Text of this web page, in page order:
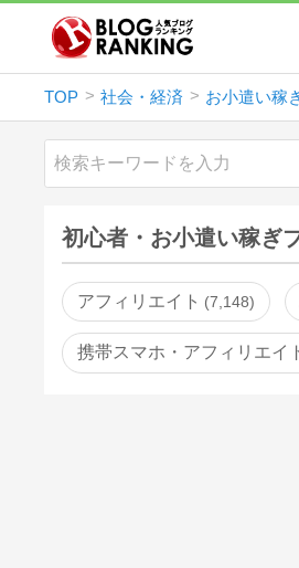
TOP 社会・経済 お小遣い稼
初心者・お小遣い稼ぎ
アフィリエイト 7,148
携帯スマホ・アフィリエイ